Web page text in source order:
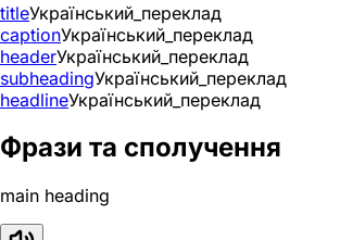
titleУкраїнський_переклад
captionУкраїнський_переклад
headerУкраїнський_переклад
subheadingУкраїнський_переклад
headlineУкраїнський_переклад
Фрази та сполучення
main heading